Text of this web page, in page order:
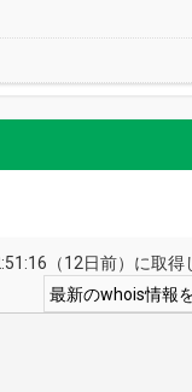
（12日前）に取得